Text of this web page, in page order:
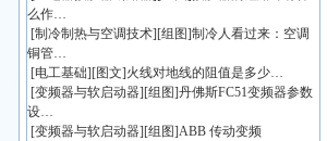
么作…
[制冷制热与空调技术][组图]制冷人看过来：空调
铜管…
[电工基础][图文]火线对地线的阻值是多少…
[变频器与软启动器][组图]丹佛斯FC51变频器参数
设…
[变频器与软启动器][组图]ABB 传动变频